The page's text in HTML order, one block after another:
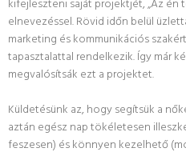
kifejleszteni saját projektjét, „Az én
elnevezéssel. Rövid időn belül
marketing és kommunikációs
tapasztalattal rendelkezik. Így már
megvalósítsák ezt a projektet.
Küldetésünk az, hogy segítsük a
aztán egész nap tökéletesen
feszesen) és könnyen kezelhető